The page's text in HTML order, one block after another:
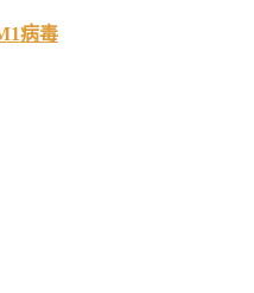
病毒